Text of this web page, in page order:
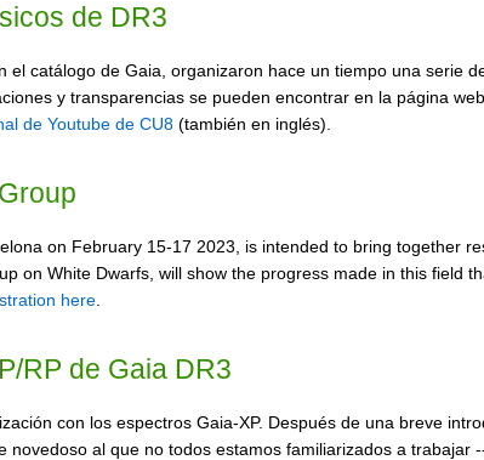
de DR3
catálogo de Gaia, organizaron hace un tiempo una serie
y transparencias se pueden encontrar en la página
de Youtube de CU8 (también en inglés).
on February 15-17 2023, is intended to bring together
on White Dwarfs, will show the progress made in this field
here
RP de Gaia DR3
con los espectros Gaia-XP. Después de una breve
al que no todos estamos familiarizados a trabajar